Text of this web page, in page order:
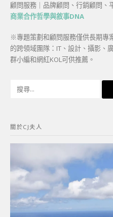
顧問服務｜品牌顧問、行銷顧問、
商業合作哲學與敘事DNA
※專題策劃和顧問服務僅供長期專
的跨領域團隊：IT、設計、攝影、
群小編和網紅KOL可供推薦。
字:
關於CJ夫人